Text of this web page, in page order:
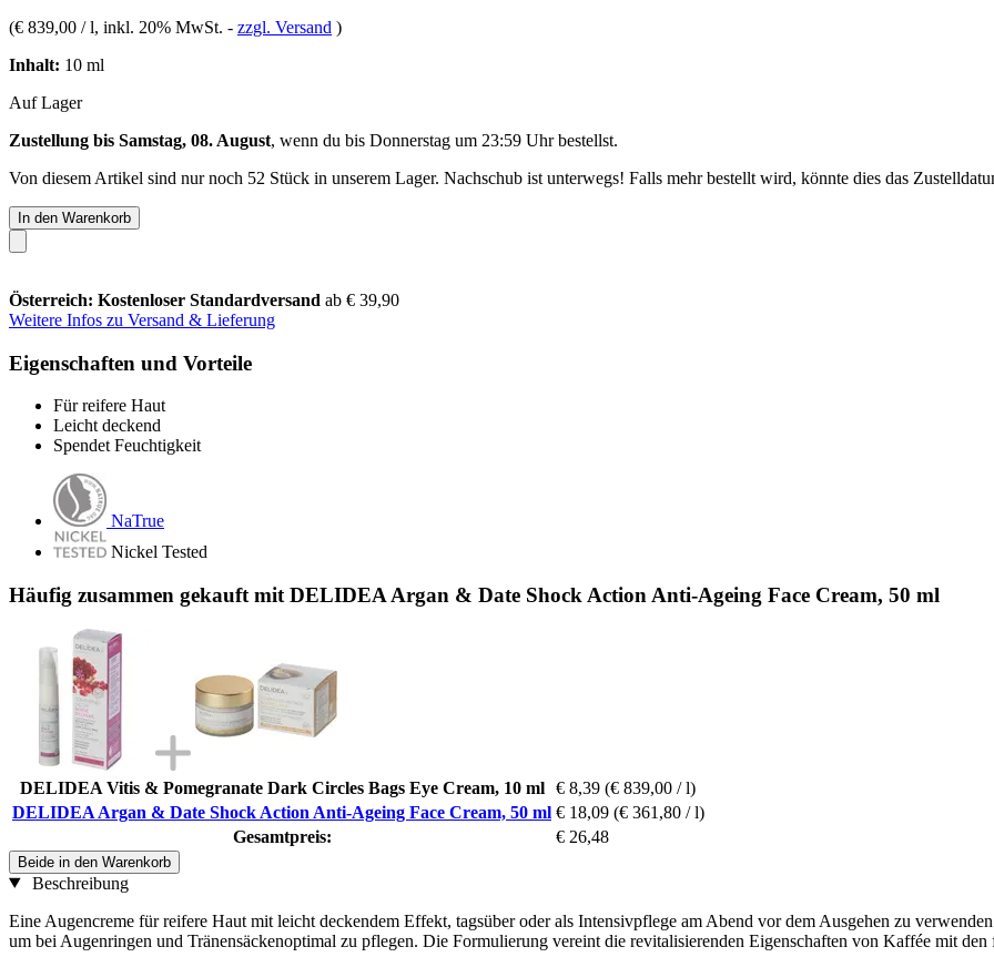
(€ 839,00 / l, inkl. 20% MwSt. - zzgl. Versand )
Inhalt: 10 ml
Auf Lager
Zustellung bis Samstag, 08. August, wenn du bis Donnerstag um 23:59 Uhrbestellst.
Von diesem Artikel sind nur noch 52 Stück in unserem Lager. Nachschub ist unterwegs! Falls mehr bestellt wird, könnte dies das
In den Warenkorb
Österreich: Kostenloser Standardversand ab € 39,90
Weitere Infos zu Versand & Lieferung
Eigenschaften und Vorteile
Für reifere Haut
Leicht deckend
Spendet Feuchtigkeit
NaTrue
Nickel Tested
Häufig zusammen gekauft mit DELIDEA Argan & Date Shock Action Anti-Ageing Face Cream, 50 ml
DELIDEA Vitis & Pomegranate Dark Circles Bags Eye Cream, 10 ml € 8,39 (€ 839,00 / l)
DELIDEA Argan & Date Shock Action Anti-Ageing Face Cream, 50 ml € 18,09 (€ 361,80 / l)
Gesamtpreis:
€ 26,48
Beide in den Warenkorb
Beschreibung
Eine Augencreme für reifere Haut mit leicht deckendem Effekt, tagsüber oder als Intensivpflege am Abend vor dem Ausgehen zu
um bei Augenringen und Tränensäckenoptimal zu pflegen. Die Formulierung vereint die revitalisierenden Eigenschaften von Kaffée mit den